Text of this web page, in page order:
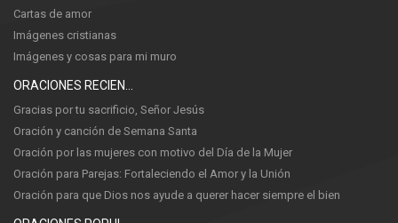
Cartas de amor
Imágenes cristianas
Imágenes y cosas para mi muro
Gracias por tu sacrificio, Señor Jesús
Oración y canción de Semana Santa
Oración por las mujeres con motivo del Día de la Mujer
Oración para Parejas: Fortaleciendo el Amor y la Unión
Oración para que Dios nos ayude a querer hacer siempre el bien